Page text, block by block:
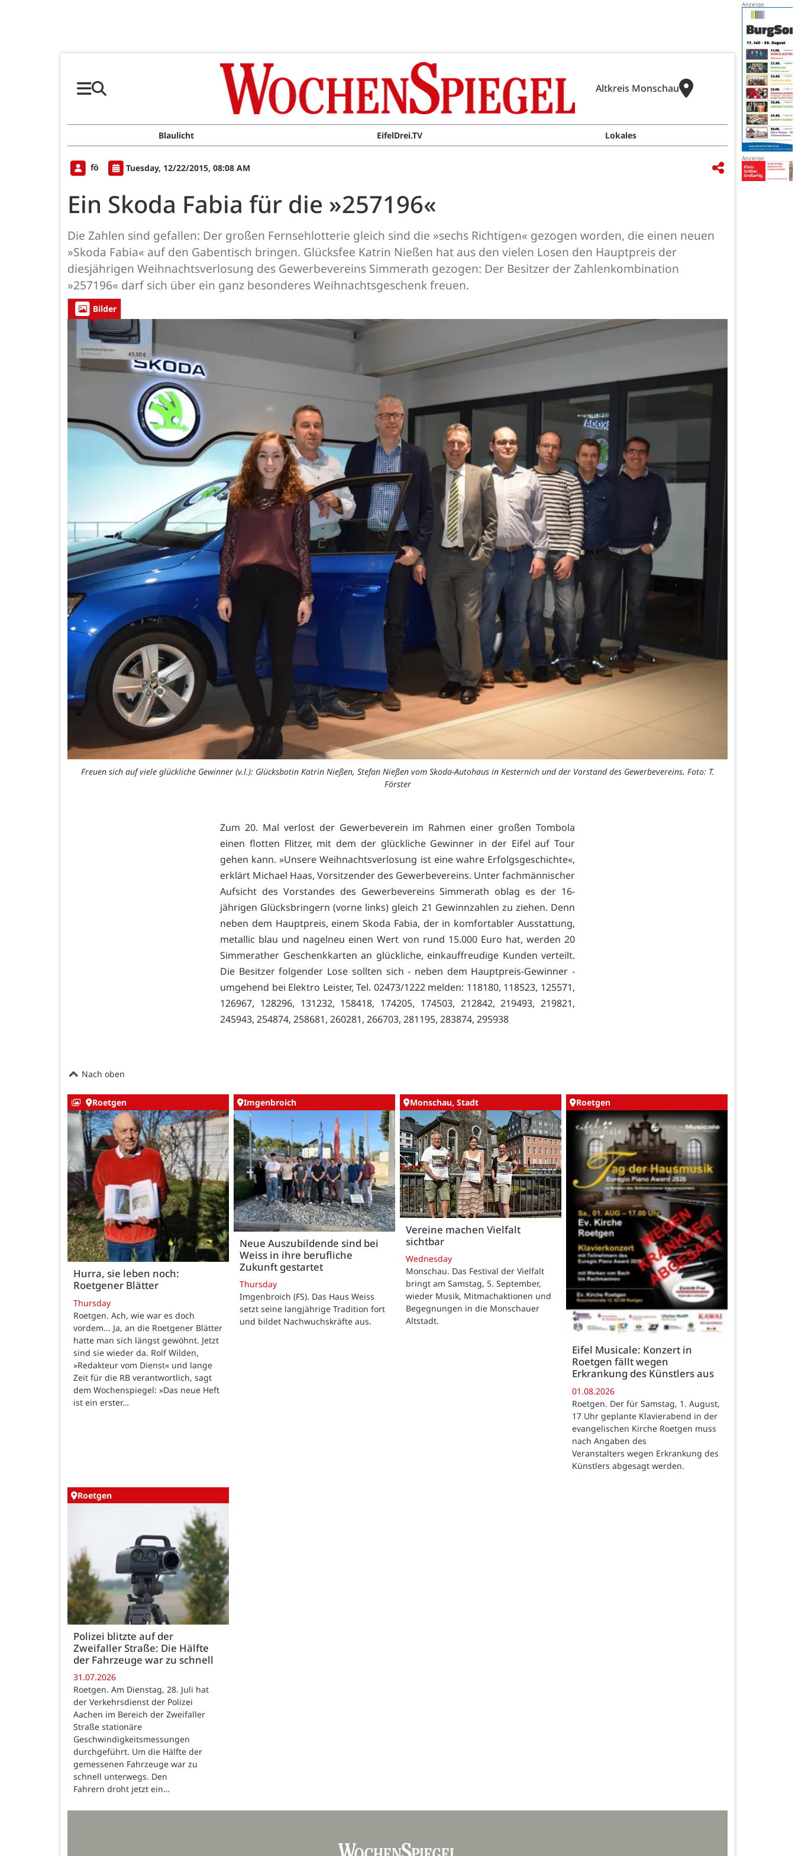
Altkreis Monschau
Blaulicht EifelDrei.TV Lokales
fö Tuesday, 12/22/2015, 08:08 AM
Ein Skoda Fabia für die »257196«
Die Zahlen sind gefallen: Der großen Fernsehlotterie gleich sind die »sechs Richtigen« gezogen worden, die einen neuen
»Skoda Fabia« auf den Gabentisch bringen. Glücksfee Katrin Nießen hat aus den vielen Losen den Hauptpreis der
diesjährigen Weihnachtsverlosung des Gewerbevereins Simmerath gezogen: Der Besitzer der Zahlenkombination
»257196« darf sich über ein ganz besonderes Weihnachtsgeschenk freuen.
Bilder
Freuen sich auf viele glückliche Gewinner (v.l.): Glücksbotin Katrin Nießen, Stefan Nießen vom Skoda-Autohaus in Kesternich und der Vorstand des Gewerbevereins. Foto: T.
Förster
Zum 20. Mal verlost der Gewerbeverein im Rahmen einer großen Tombola
einen flotten Flitzer, mit dem der glückliche Gewinner in der Eifel auf Tour
gehen kann. »Unsere Weihnachtsverlosung ist eine wahre Erfolgsgeschichte«,
erklärt Michael Haas, Vorsitzender des Gewerbevereins. Unter fachmännischer
Aufsicht des Vorstandes des Gewerbevereins Simmerath oblag es der 16-
jährigen Glücksbringern (vorne links) gleich 21 Gewinnzahlen zu ziehen. Denn
neben dem Hauptpreis, einem Skoda Fabia, der in komfortabler Ausstattung,
metallic blau und nagelneu einen Wert von rund 15.000 Euro hat, werden 20
Simmerather Geschenkkarten an glückliche, einkauffreudige Kunden verteilt.
Die Besitzer folgender Lose sollten sich - neben dem Hauptpreis-Gewinner -
umgehend bei Elektro Leister, Tel. 02473/1222 melden: 118180, 118523, 125571,
126967, 128296, 131232, 158418, 174205, 174503, 212842, 219493, 219821,
245943, 254874, 258681, 260281, 266703, 281195, 283874, 295938
Nach oben
Roetgen
Hurra, sie leben noch:
Roetgener Blätter
Thursday
Roetgen. Ach, wie war es doch
vordem... Ja, an die Roetgener Blätter
hatte man sich längst gewöhnt. Jetzt
sind sie wieder da. Rolf Wilden,
»Redakteur vom Dienst« und lange
Zeit für die RB verantwortlich, sagt
dem Wochenspiegel: »Das neue Heft
ist ein erster…
Imgenbroich
Neue Auszubildende sind bei
Weiss in ihre berufliche
Zukunft gestartet
Thursday
Imgenbroich (FS). Das Haus Weiss
setzt seine langjährige Tradition fort
und bildet Nachwuchskräfte aus.
Monschau, Stadt
Vereine machen Vielfalt
sichtbar
Wednesday
Monschau. Das Festival der Vielfalt
bringt am Samstag, 5. September,
wieder Musik, Mitmachaktionen und
Begegnungen in die Monschauer
Altstadt.
Roetgen
Eifel Musicale: Konzert in
Roetgen fällt wegen
Erkrankung des Künstlers aus
01.08.2026
Roetgen. Der für Samstag, 1. August,
17 Uhr geplante Klavierabend in der
evangelischen Kirche Roetgen muss
nach Angaben des
Veranstalters wegen Erkrankung des
Künstlers abgesagt werden.
Roetgen
Polizei blitzte auf der
Zweifaller Straße: Die Hälfte
der Fahrzeuge war zu schnell
31.07.2026
Roetgen. Am Dienstag, 28. Juli hat
der Verkehrsdienst der Polizei
Aachen im Bereich der Zweifaller
Straße stationäre
Geschwindigkeitsmessungen
durchgeführt. Um die Hälfte der
gemessenen Fahrzeuge war zu
schnell unterwegs. Den
Fahrern droht jetzt ein…